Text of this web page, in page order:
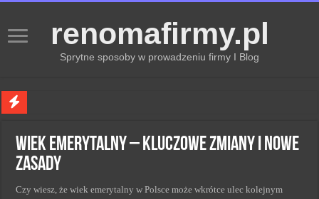
renomafirmy.pl
Sprytne sposoby w prowadzeniu firmy I Blog
Kiedy zmieniać strategię PR dla lepszych wyników
Monitorowanie wizerunku w sieci kluczem do sukcesu
Kryzys a zmiana strategii PR w skutecznym zarządzaniu
Wiek emerytalny – kluczowe zmiany i nowe
zasady
Czy wiesz, że wiek emerytalny w Polsce może wkrótce ulec kolejnym